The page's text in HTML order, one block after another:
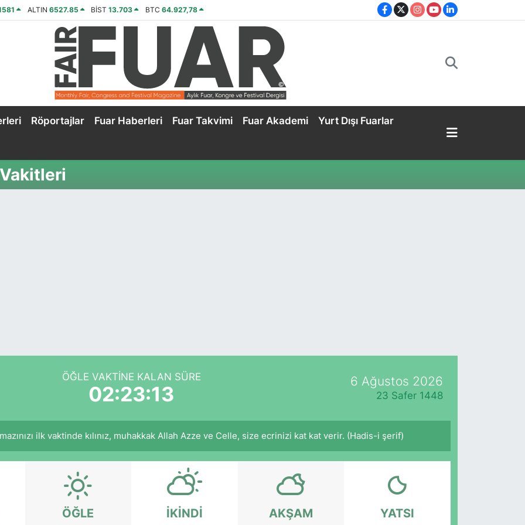
ALTIN 6527.85 BİST13.703 BTC 64.927,78
Röportajlar Fuar Haberleri Fuar Takvimi Fuar Akademi Yurt Dışı Fuarlar
ÖĞLE VAKTINE KALAN SÜRE
02:23:12
6 Ağustos 2026
23 Safer 1448
ilk vaktinde kılınız, muhakkak Allah Azze ve Celle, size ecrinizi kat kat verir. (Hadis-i şerif)
ÖĞLE İKINDI AKŞAM YATSI